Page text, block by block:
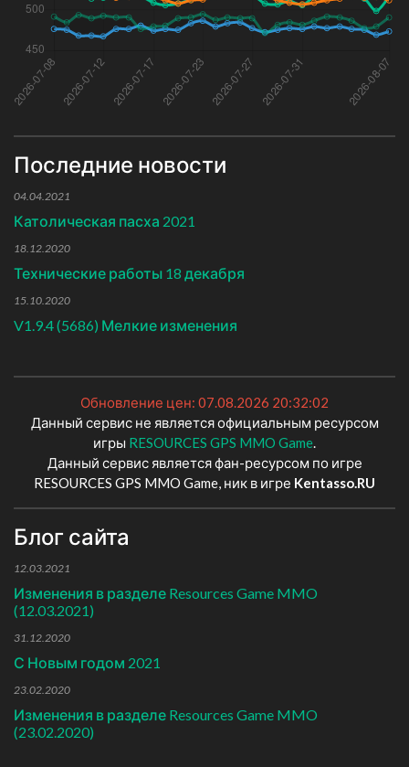
Последние новости
04.04.2021
Католическая пасха 2021
18.12.2020
Технические работы 18 декабря
15.10.2020
V1.9.4 (5686) Мелкие изменения
Обновление цен: 07.08.2026 20:32:02
Данный сервис не является официальным ресурсом
игры RESOURCES GPS MMO Game.
Данный сервис является фан-ресурсом по игре
RESOURCES GPS MMO Game, ник в игре Kentasso.RU
Блог сайта
12.03.2021
Изменения в разделе Resources Game MMO
(12.03.2021)
31.12.2020
С Новым годом 2021
23.02.2020
Изменения в разделе Resources Game MMO
(23.02.2020)